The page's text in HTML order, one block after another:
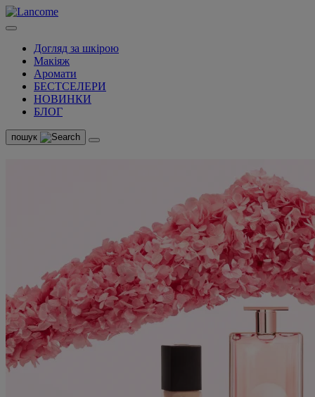
Догляд за шкірою
Макіяж
Аромати
БЕСТСЕЛЕРИ
НОВИНКИ
БЛОГ
пошук